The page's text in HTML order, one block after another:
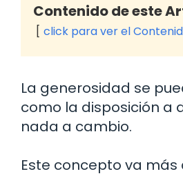
Contenido de este
click para ver el
La generosidad se
como la disposición a
nada a cambio.
Este concepto va más